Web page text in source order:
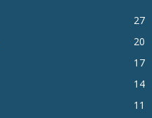
27
20
17
14
11